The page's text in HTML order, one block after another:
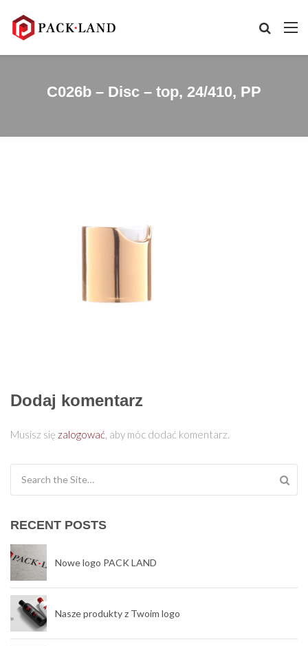
C026b – Disc – top, 24/410, PP
Dodaj komentarz
Musisz się zalogować, aby móc dodać komentarz.
RECENT POSTS
Nowe logo PACK LAND
Nasze produkty z Twoim logo